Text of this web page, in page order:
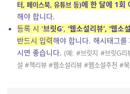
터, 페이스북, 유튜브 등)에 한 달에 1회
해야 합니다.
등록 시 ‘브릿G‘, ‘웹소설리뷰’, ‘웹소
반드시 입력해야 합니다. 해시태그
시면 좋습니다. (예: #브릿지 #브릿G리
설 #책리뷰 #웹소설리뷰 #웹소설추천 #